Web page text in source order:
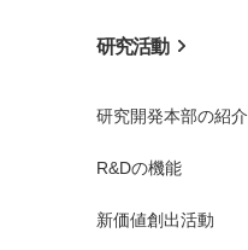
研究活動
研究開発本部の紹介
R&Dの機能
新価値創出活動